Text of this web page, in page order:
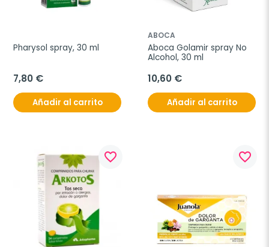
Pharysol spray, 30 ml
7,80 €
Añadir al carrito
ABOCA
Aboca Golamir spray No
Alcohol, 30 ml
10,60 €
Añadir al carrito
favorite_border favorite_border